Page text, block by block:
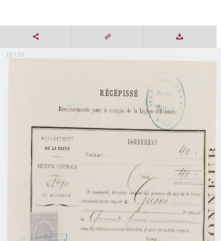
10 / 10